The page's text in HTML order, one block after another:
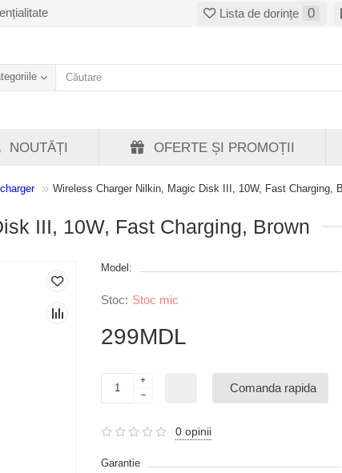
Lista de dorințe 0
NOUTĂȚI OFERTE ȘI PROMOȚII
Wireless Charger Nilkin, Magic Disk III, 10W, Fast Charging,
III, 10W, Fast Charging, Brown
Model:
Stoc mic
299MDL
Comanda rapida
0 opinii
Garantie